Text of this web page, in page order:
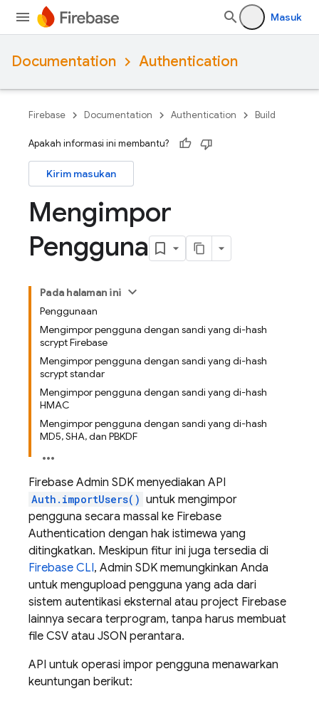
Masuk
Documentation Authentication
Firebase Documentation Authentication Build
Apakah informasi ini membantu?
Kirim masukan
Mengimpor
Pengguna
Pada halaman ini
Penggunaan
Mengimpor pengguna dengan sandi yang di-hash
scrypt Firebase
Mengimpor pengguna dengan sandi yang di-hash
scrypt standar
Mengimpor pengguna dengan sandi yang di-hash
HMAC
Mengimpor pengguna dengan sandi yang di-hash
MD5, SHA, dan PBKDF
Firebase Admin SDK menyediakan API
Auth.importUsers() untuk mengimpor
pengguna secara massal ke Firebase
Authentication dengan hak istimewa yang
ditingkatkan. Meskipun fitur ini juga tersedia di
Firebase CLI, Admin SDK memungkinkan Anda
untuk mengupload pengguna yang ada dari
sistem autentikasi eksternal atau project Firebase
lainnya secara terprogram, tanpa harus membuat
file CSV atau JSON perantara.
API untuk operasi impor pengguna menawarkan
keuntungan berikut: